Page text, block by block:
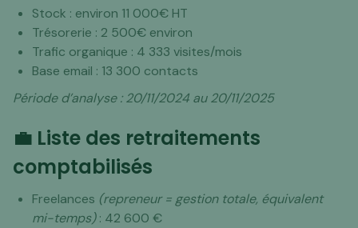
Stock : environ 11 000€ HT
Trésorerie : 2 500€ environ
Trafic organique : 4 333 visites/mois
Base email : 13 300 contacts
Période d’analyse : 20/11/2024 au 20/11/2025
💼 Liste des retraitements
comptabilisés
Freelances (repreneur = gestion totale, équivalent
mi-temps): 42 600 €